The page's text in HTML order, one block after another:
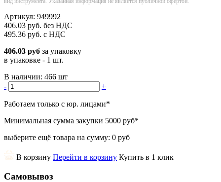
Артикул: 949992
406.03 руб. без НДС
495.36 руб. с НДС
406.03 руб за упаковку
в упаковке - 1 шт.
В наличии: 466 шт
-
+
Работаем только с юр. лицами*
Минимальная сумма закупки 5000 руб*
выберите ещё товара на сумму: 0 руб
В корзину Перейти в корзину Купить в 1 клик
Самовывоз